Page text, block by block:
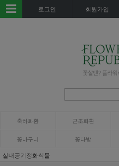
로그인 회원가입
축하화환 근조화환
꽃바구니 꽃다발
실내공기정화식물